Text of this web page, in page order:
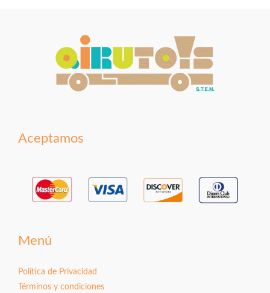
Aceptamos
Menú
Política de Privacidad
Términos y condiciones